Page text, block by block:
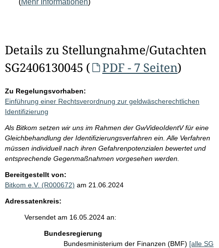
(Mehr Informationen)
Details zu Stellungnahme/Gutachten
SG2406130045 (
PDF - 7 Seiten)
Zu Regelungsvorhaben:
Einführung einer Rechtsverordnung zur geldwäscherechtlichen
Identifizierung
Als Bitkom setzen wir uns im Rahmen der GwVideoIdentV für eine
Gleichbehandlung der Identifizierungsverfahren ein. Alle Verfahren
müssen individuell nach ihren Gefahrenpotenzialen bewertet und
entsprechende Gegenmaßnahmen vorgesehen werden.
Bereitgestellt von:
Bitkom e.V. (R000672) am 21.06.2024
Adressatenkreis:
Versendet am 16.05.2024 an:
Bundesregierung
Bundesministerium der Finanzen (BMF) [alle SG